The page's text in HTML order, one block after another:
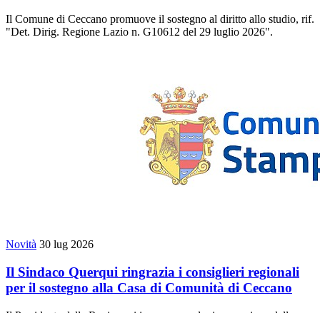
Il Comune di Ceccano promuove il sostegno al diritto allo studio, rif.
"Det. Dirig. Regione Lazio n. G10612 del 29 luglio 2026".
Novità 30 lug 2026
Il Sindaco Querqui ringrazia i consiglieri regionali
per il sostegno alla Casa di Comunità di Ceccano